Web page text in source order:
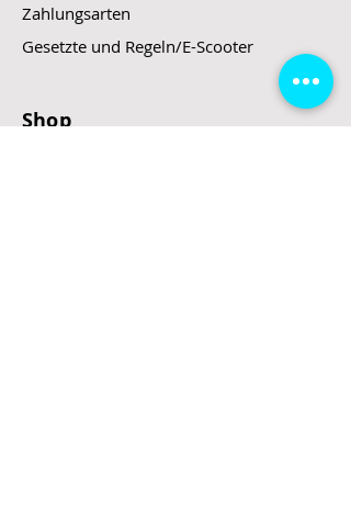
Zahlungsarten
Gesetzte und Regeln/E-Scooter
Shop